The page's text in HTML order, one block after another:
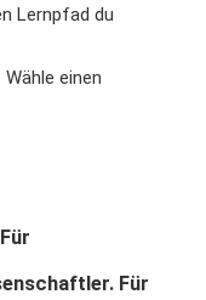
Lernpfad du
einen
Für